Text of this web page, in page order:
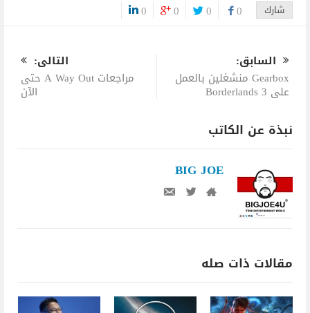
شارك 0
0
0
0
السابق:
Gearbox منشغلين بالعمل
على Borderlands 3
التالى:
مراجعات A Way Out حتى
الآن
نبذة عن الكاتب
BIG JOE
مقالات ذات صله